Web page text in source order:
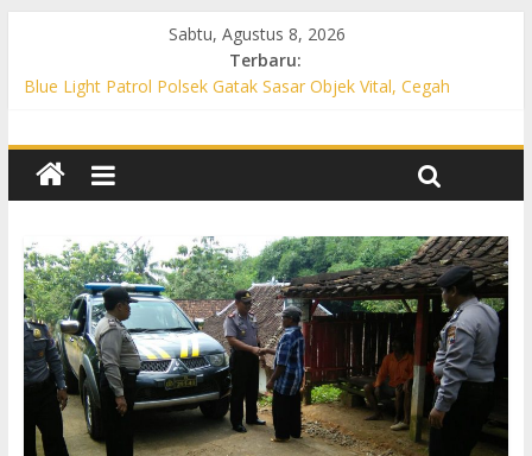
Sabtu, Agustus 8, 2026
Terbaru:
Blue Light Patrol Polsek Gatak Sasar Objek Vital, Cegah
Permukiman, Antisipasi 3C dan Gangguan Kamtibmas
Patroli KRYD Polsek Baki Sisir Titik Rawan, Cegah 3C hingga
Patroli Blue Light Polsek Nguter Sasar Perbankan hingga
Permukiman, Antisipasi 3C dan Gangguan Kamtibmas
Blue Light Patrol Polsek Tawangsari Sisir Belasan Desa, Cegah
Kejahatan 3C dan Gangguan Kamtibmas